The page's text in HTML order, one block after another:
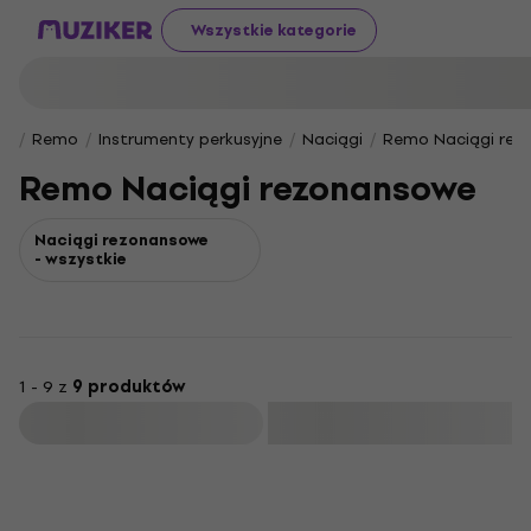
Wszystkie kategorie
Remo Instrumenty perkusyjne Naciągi Remo Naciągi
Remo Naciągi rezonansowe
Naciągi rezonansowe
- wszystkie
1 - 9 z 9 produktów